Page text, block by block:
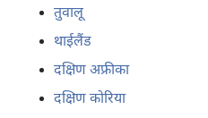
तुवालू
थाईलैंड
दक्षिण अफ्रीका
दक्षिण कोरिया